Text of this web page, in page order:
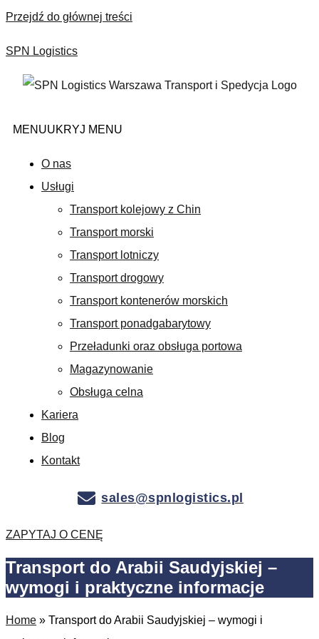
Przejdź do głównej treści
SPN Logistics
MENUUKRYJ MENU
O nas
Usługi
Transport kolejowy z Chin
Transport morski
Transport lotniczy
Transport drogowy
Transport kontenerów morskich
Transport ponadgabarytowy
Przeładunki oraz obsługa portowa
Magazynowanie
Obsługa celna
Kariera
Blog
Kontakt
sales@spnlogistics.pl
ZAPYTAJ O CENĘ
Transport do Arabii Saudyjskiej –
wymogi i praktyczne informacje
Home » Transport do Arabii Saudyjskiej – wymogi i
Niezbędne
Te pliki cookie
nie są
opcjonalne. Są
one potrzebne
prawidłowego